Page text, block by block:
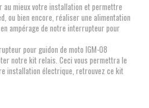
au mieux votre installation et permettre
ou bien encore, réaliser une alimentation
ampérage de notre interrupteur pour
pour guidon de moto IGM-08
notre kit relais. Ceci vous permettra le
installation électrique, retrouvez ce kit